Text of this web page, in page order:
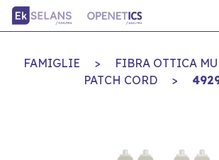
FAMIGLIE > FIBRA OTTICA
PATCH CORD
>